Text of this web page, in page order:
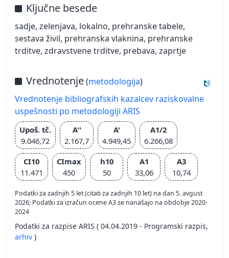
Ključne besede
sadje, zelenjava, lokalno, prehranske tabele,
sestava živil, prehranska vlaknina, prehranske
trditve, zdravstvene trditve, prebava, zaprtje
Vrednotenje(metodologija)
Vrednotenje bibliografskih kazalcev raziskovalne
uspešnosti po metodologiji ARIS
Upoš. tč.
9.046,72
A''
2.167,7
A'
4.949,45
A1/2
6.266,08
CI10
11.471
CImax
450
h10
50
A1
33,06
A3
10,74
Podatki za zadnjih 5 let (citati za zadnjih 10 let) na dan 5. avgust
2026; Podatki za izračun ocene A3 se nanašajo na obdobje 2020-
2024
Podatki za razpise ARIS ( 04.04.2019 - Programski razpis,
arhiv )